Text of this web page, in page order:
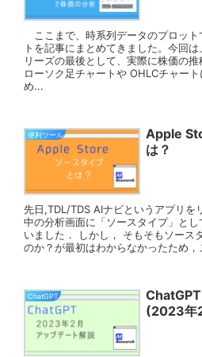
ここまで、時系列データのプロット
トを記事にまとめてきました。今回
リーズの最後として、実際に株価の
ローソク足チャートや OHLCチャー
め...
便利ツール
Apple
は？
先日,TDL/TDS AIナビというアプリを
中の分析画面に「ソースタイプ」と
いました． しかし， そもそもソース
のか？が最初はわからなかったため
ChatGPT
(2023年